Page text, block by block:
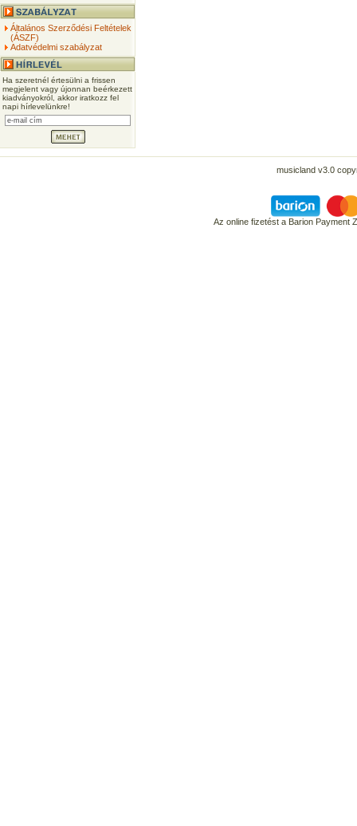
Általános Szerződési Feltételek
(ÁSZF)
Adatvédelmi szabályzat
Ha szeretnél értesülni a frissen
megjelent vagy újonnan beérkezett
kiadványokról, akkor iratkozz fel
napi hírlevelünkre!
musicland v3.0
Az online fizetést a Barion Payment